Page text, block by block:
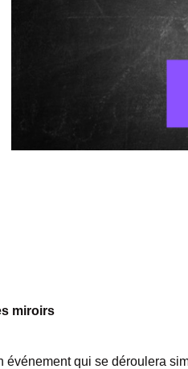
miroirs
événement qui se déroulera